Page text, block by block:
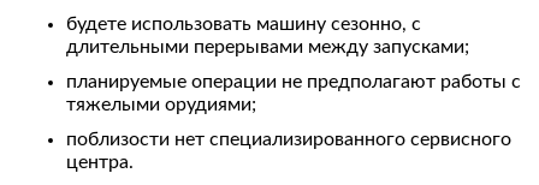
будете использовать машину сезонно, с
длительными перерывами между запусками;
планируемые операции не предполагают работы с
тяжелыми орудиями;
поблизости нет специализированного сервисного
центра.